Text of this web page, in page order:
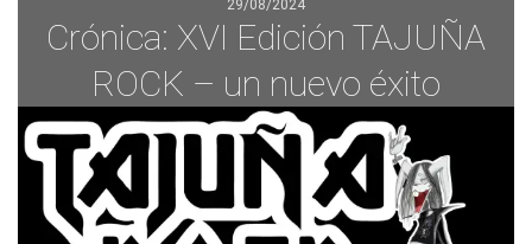
29/08/2024
Crónica: XVI Edición TAJUÑA
ROCK – un nuevo éxito